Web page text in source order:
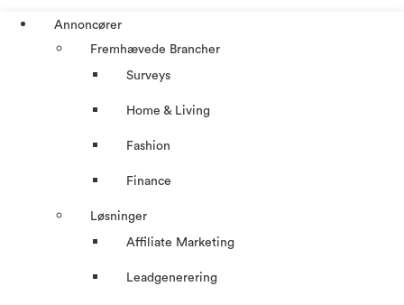
Annoncører
Fremhævede Brancher
Surveys
Home & Living
Fashion
Finance
Løsninger
Affiliate Marketing
Leadgenerering